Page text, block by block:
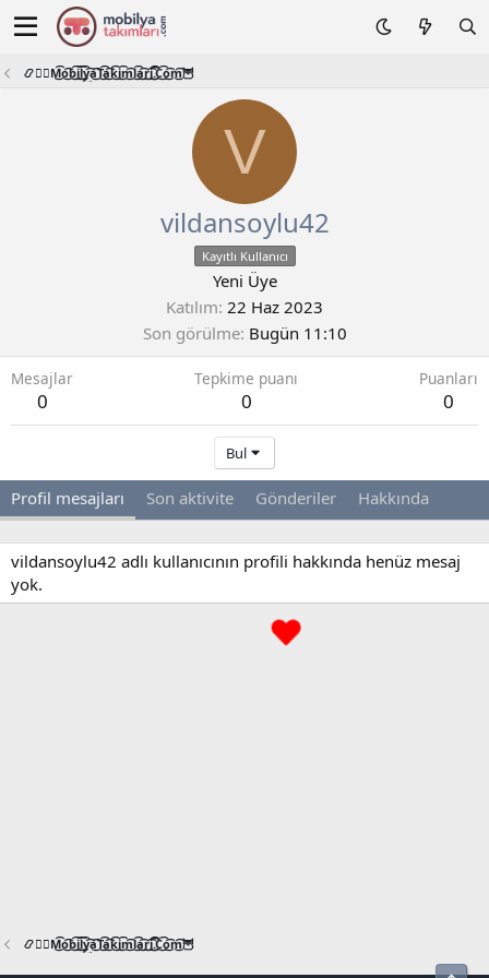
📿🧙‍♂️M͜͡o͜͡b͜͡i͜͡l͜͡y͜͡a͜͡T͜͡a͜͡k͜͡i͜͡m͜͡l͜͡a͜͡r͜͡i͜͡.͜͡C͜͡o͜͡m͜͡🦉
V
vildansoylu42
Kayıtlı Kullanıcı
Yeni Üye
Katılım 22 Haz 2023
Son görülme Bugün 11:10
Mesajlar
0
Tepkime puanı
0
Puanları
0
Bul
Profil mesajları Son aktivite Gönderiler Hakkında
vildansoylu42 adlı kullanıcının profili hakkında henüz mesaj
yok.
📿🧙‍♂️M͜͡o͜͡b͜͡i͜͡l͜͡y͜͡a͜͡T͜͡a͜͡k͜͡i͜͡m͜͡l͜͡a͜͡r͜͡i͜͡.͜͡C͜͡o͜͡m͜͡🦉